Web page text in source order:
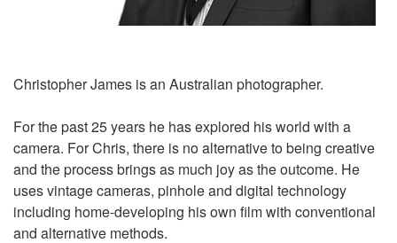
Christopher James is an Australian photographer.
For the past 25 years he has explored his world with a
camera. For Chris, there is no alternative to being creative
and the process brings as much joy as the outcome. He
uses vintage cameras, pinhole and digital technology
including home-developing his own film with conventional
and alternative methods.